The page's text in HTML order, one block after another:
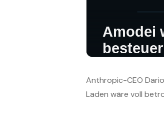
Anthropic-CEO
Laden wäre voll